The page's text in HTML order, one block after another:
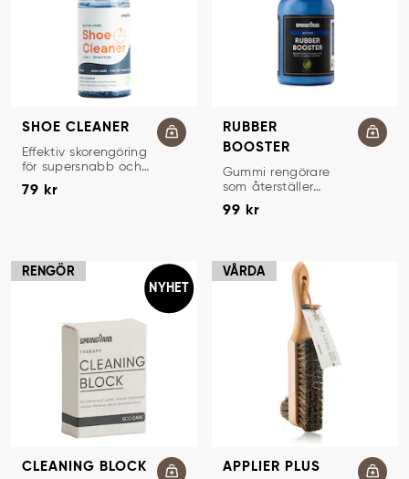
SHOE CLEANER
RENGÖRINGSGEL
Effektiv skorengöring
för supersnabb och
enkel rengöring.
Pris
79 kr
RUBBER
BOOSTER
GUMMIRENGÖRARE
Gummi rengörare
som återställer
gummits lyster och
förlänger
Pris:
99 kr
RENGÖR
NYHET
CLEANING BLOCK
VÅRDA
APPLIER PLUS